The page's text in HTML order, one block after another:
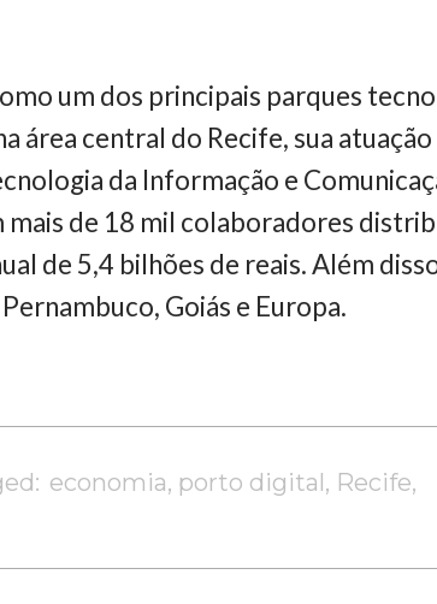
um dos principais parques
área central do Recife, sua
da Informação e
de 18 mil colaboradores
de 5,4 bilhões de reais. Além
Goiás e Europa.
economia, porto digital, Recife,